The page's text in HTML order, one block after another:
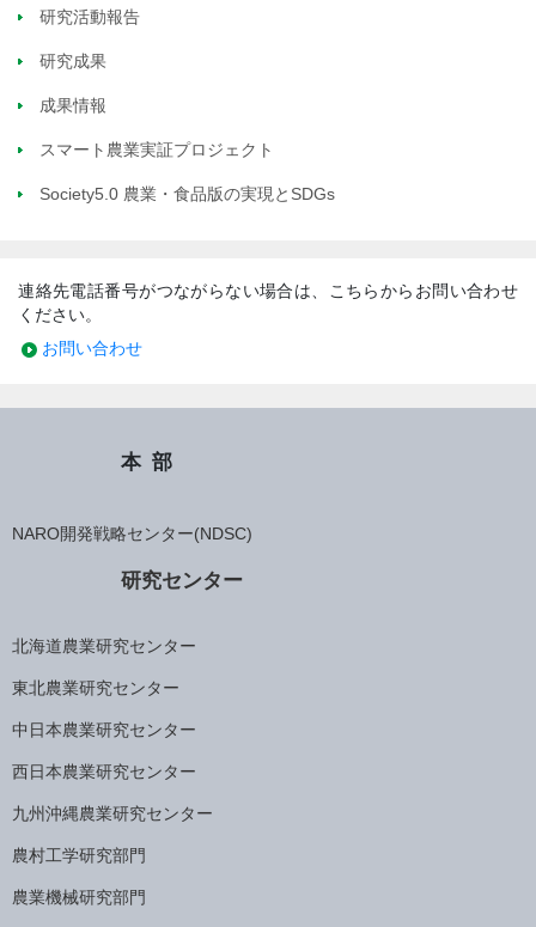
研究活動報告
研究成果
成果情報
スマート農業実証プロジェクト
Society5.0 農業・食品版の実現とSDGs
連絡先電話番号がつながらない場合は、こちらからお問い合わせ
ください。
お問い合わせ
本部
NARO開発戦略センター(NDSC)
研究センター
北海道農業研究センター
東北農業研究センター
中日本農業研究センター
西日本農業研究センター
九州沖縄農業研究センター
農村工学研究部門
農業機械研究部門